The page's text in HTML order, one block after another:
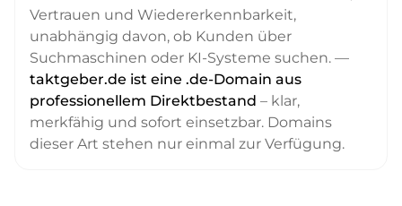
Vertrauen und Wiedererkennbarkeit,
unabhängig davon, ob Kunden über
Suchmaschinen oder KI-Systeme suchen. —
taktgeber.de ist eine .de-Domain aus
professionellem Direktbestand – klar,
merkfähig und sofort einsetzbar. Domains
dieser Art stehen nur einmal zur Verfügung.